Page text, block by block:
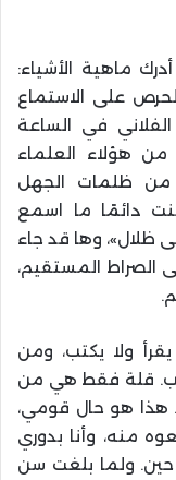
ماهية الأشياء:
على الاستماع
الفلاني في الساعة
من هؤلاء العلماء
من ظلمات الجهل
دائمًا ما اسمع
ظلال»، وها قد جاء
الصراط المستقيم،
ولا يكتب، ومن
قلة فقط هي من
هذا هو حال قومي،
منه، وأنا بدوري
ولما بلغت سن